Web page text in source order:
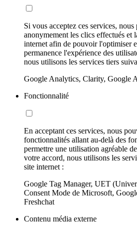
Si vous acceptez ces services,
anonymement les clics effectués et
internet afin de pouvoir l'optimiser
permanence l'expérience des
nous utilisons les services tiers
Google Analytics, Clarity, Google
Fonctionnalité
En acceptant ces services, nous
fonctionnalités allant au-delà des
permettre une utilisation agréable
votre accord, nous utilisons les
site internet :
Google Tag Manager, UET
Consent Mode de Microsoft,
Freshchat
Contenu média externe